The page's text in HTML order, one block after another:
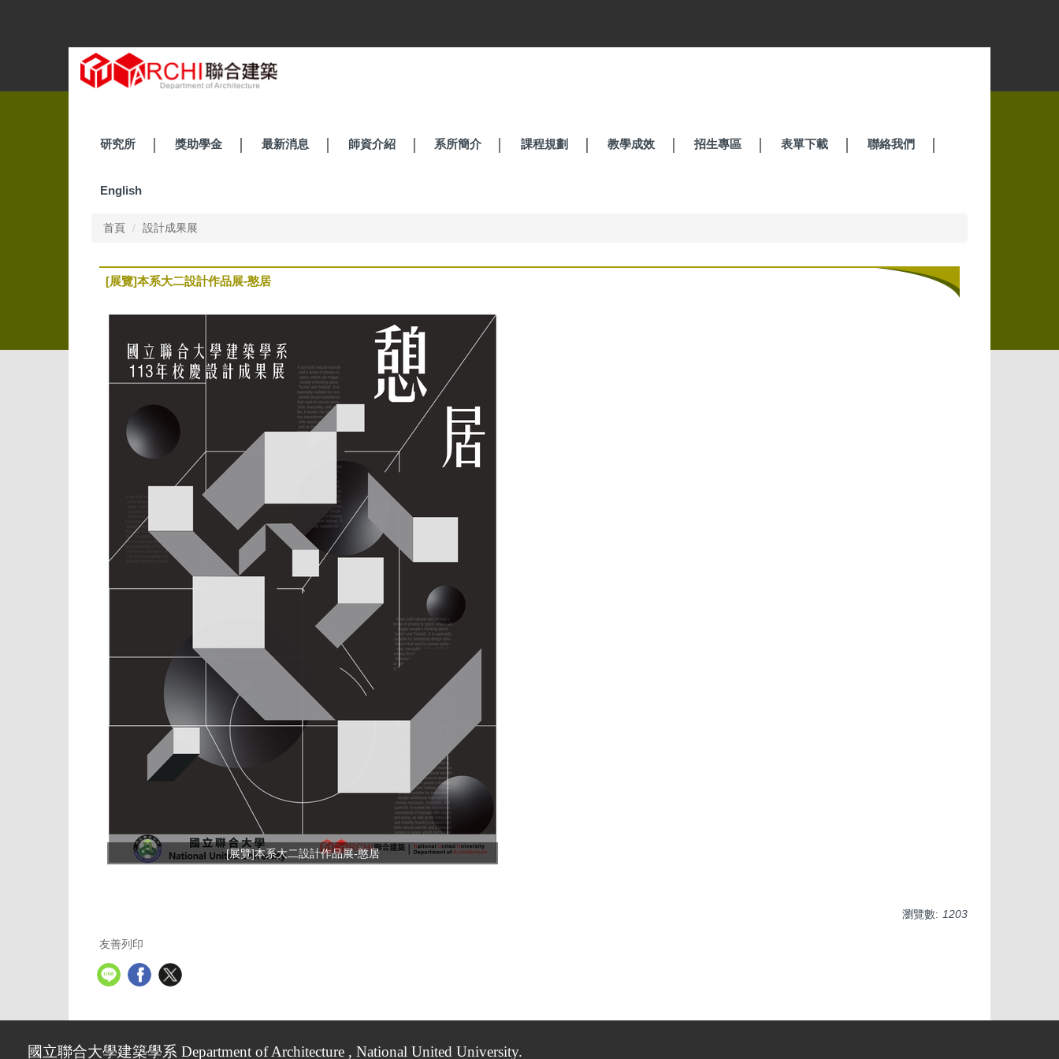
容
研究所 獎助學金 最新消息 師資介紹 系所簡介 課程規劃 教學成效 招生專區 表單下載 聯絡我們
English
首頁 設計成果展
[展覽]本系大二設計作品展-憨居
[展覽]本系大二設計作品展-憨居
瀏覽數: 1203
友善列印
國立聯合大學建築學系 Department of Architecture , National United University.